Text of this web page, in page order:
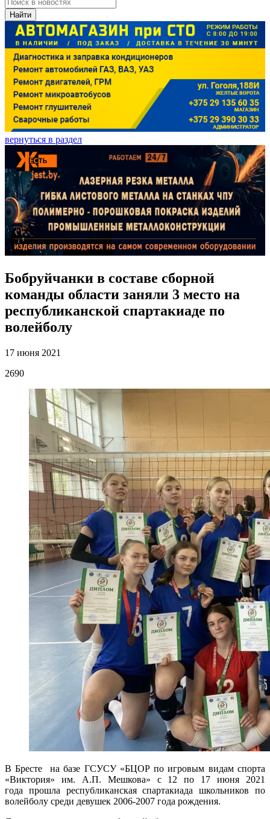
Найти
вернуться в раздел
Бобруйчанки в составе сборной
команды области заняли 3 место на
республиканской спартакиаде по
волейболу
17 июня 2021
2690
В Бресте на базе ГСУСУ «БЦОР по игровым видам спорта
«Виктория» им. А.П. Мешкова» с 12 по 17 июня 2021
года прошла республиканская спартакиада школьников по
волейболу среди девушек 2006-2007 года рождения.